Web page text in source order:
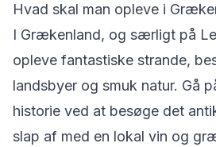
Hvad skal man opleve i
I Grækenland, og særligt på
opleve fantastiske strande,
landsbyer og smuk natur. Gå
historie ved at besøge det
slap af med en lokal vin og